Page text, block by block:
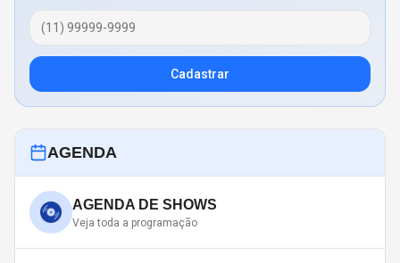
Cadastrar
AGENDA
AGENDA DE SHOWS
Veja toda a programação